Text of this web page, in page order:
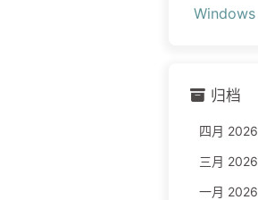
Windows
归档
四月 2026
三月 2026
一月 2026